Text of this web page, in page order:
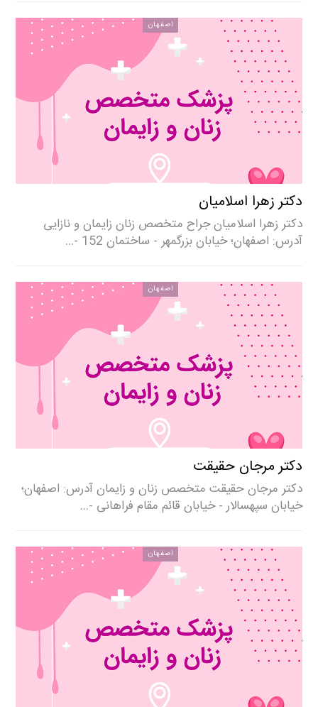
اصفهان
دکتر زهرا اسلامیان
دکتر زهرا اسلامیان جراح متخصص زنان زایمان و نازایی
آدرس: اصفهان؛ خیابان بزرگمهر - ساختمان 152 -…
اصفهان
دکتر مرجان حقیقت
دکتر مرجان حقیقت متخصص زنان و زایمان آدرس: اصفهان؛
خیابان سپهسالار - خیابان قائم مقام فراهانی -…
اصفهان